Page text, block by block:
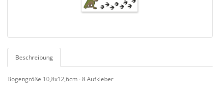
Beschreibung
Bogengröße 10,8x12,6cm · 8 Aufkleber